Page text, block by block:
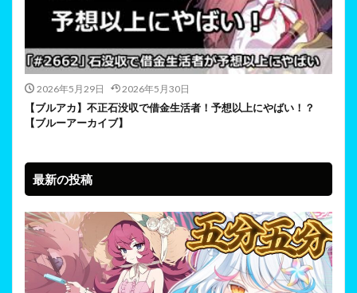
2026年5月29日 2026年5月30日
【ブルアカ】不正石没収で借金生活者！予想以上にやばい！？
【ブルーアーカイブ】
最新の投稿